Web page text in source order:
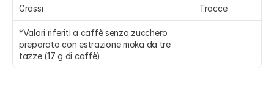
Grassi Tracce
*Valori riferiti a caffè senza zucchero
preparato con estrazione moka da tre
tazze (17 g di caffè)